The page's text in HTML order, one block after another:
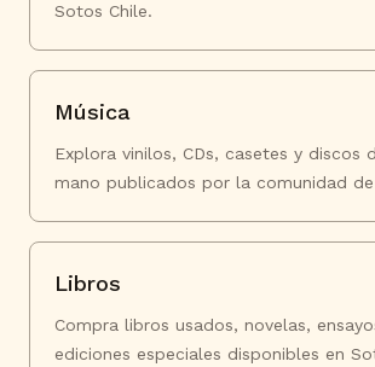
Sotos Chile.
Música
Explora vinilos, CDs, casetes y discos
mano publicados por la comunidad
Libros
Compra libros usados, novelas,
ediciones especiales disponibles en